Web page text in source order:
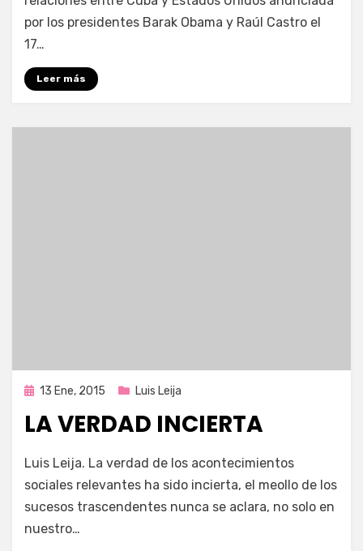
por los presidentes Barak Obama y Raúl Castro el
17…
Leer más
Publicada
13 Ene, 2015 Luis Leija
LA VERDAD INCIERTA
por Enrique
Luis Leija. La verdad de los acontecimientos
sociales relevantes ha sido incierta, el meollo de los
sucesos trascendentes nunca se aclara, no solo en
nuestro…